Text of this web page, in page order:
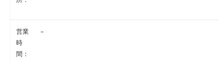
営業
時
間：
–